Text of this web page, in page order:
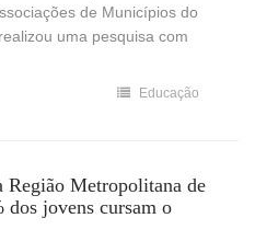
de Municípios do
uma pesquisa com
Educação
Região Metropolitana de
dos jovens cursam o